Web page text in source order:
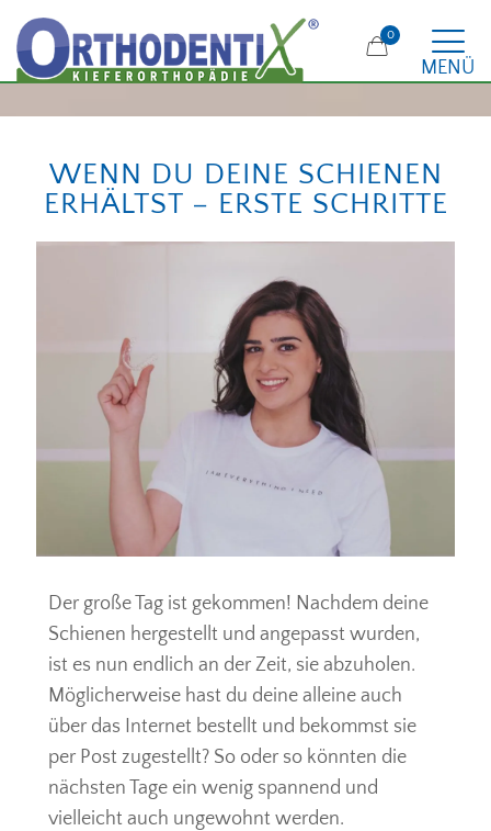
MENÜ
0
WENN DU DEINE SCHIENEN
ERHÄLTST – ERSTE SCHRITTE
Der große Tag ist gekommen! Nachdem deine
Schienen hergestellt und angepasst wurden,
ist es nun endlich an der Zeit, sie abzuholen.
Möglicherweise hast du deine alleine auch
über das Internet bestellt und bekommst sie
per Post zugestellt? So oder so könnten die
nächsten Tage ein wenig spannend und
vielleicht auch ungewohnt werden.